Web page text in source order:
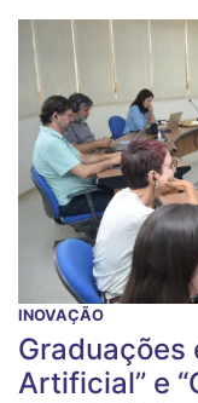
INOVAÇÃO
Graduações
Artificial” e